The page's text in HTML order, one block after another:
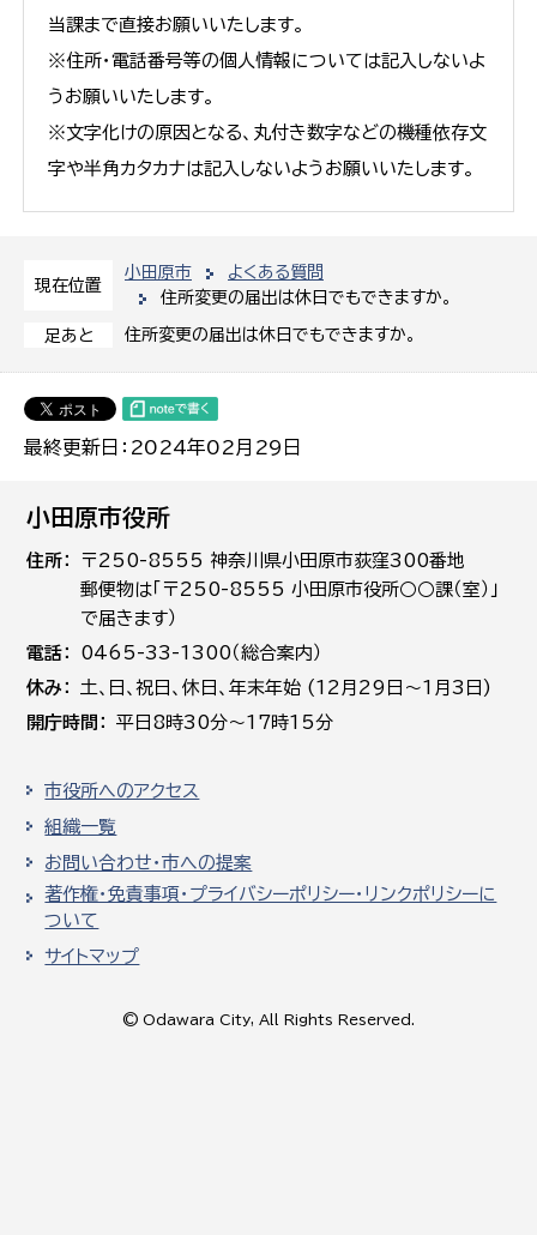
現在位置
小田原市
よくある質問
住所変更の届出は休日でもできますか。
足あと 住所変更の届出は休日でもできますか。
最終更新日：2024年02月29日
当課まで直接お願いいたします。
※住所・電話番号等の個人情報については記入しないよ
うお願いいたします。
※文字化けの原因となる、丸付き数字などの機種依存文
字や半角カタカナは記入しないようお願いいたします。
小田原市役所
住所
〒250-8555 神奈川県小田原市荻窪300番地
郵便物は「〒250-8555 小田原市役所○○課（室）」
で届きます）
電話
0465-33-1300（総合案内）
休み
土､日､祝日、休日、年末年始 (12月29日～1月3日)
開庁時間
平日8時30分～17時15分
市役所へのアクセス
組織一覧
お問い合わせ・市への提案
著作権・免責事項・プライバシーポリシー・リンクポリシーに
ついて
サイトマップ
© Odawara City, All Rights Reserved.